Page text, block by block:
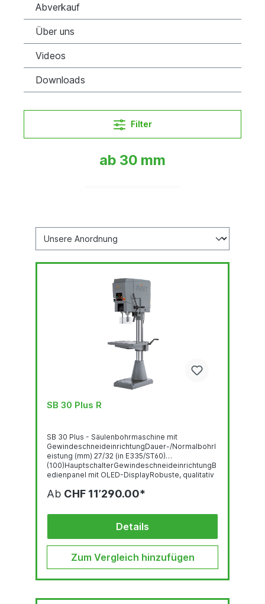
Abverkauf
Über uns
Videos
Downloads
Filter
ab 30 mm
SB 30 Plus R
SB 30 Plus - Säulenbohrmaschine mit
GewindeschneideinrichtungDauer-/Normalbohrl
eistung (mm) 27/32 (in E335/ST60)
(100)HauptschalterGewindeschneideinrichtungB
edienpanel mit OLED-DisplayRobuste, qualitativ
geneigter FrontLED-BeleuchtungSchnell
BohrtiefenanschlagStufenlose...
Ab CHF 11’290.00*
Details
Zum Vergleich hinzufügen